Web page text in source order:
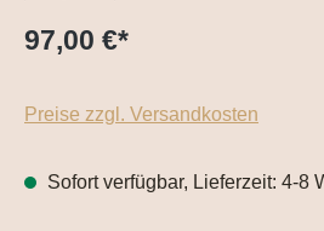
97,00 €*
Preise zzgl. Versandkosten
Sofort verfügbar, Lieferzeit: 4-8